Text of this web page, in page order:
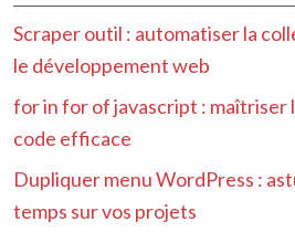
Scraper outil : automatiser la
le développement web
for in for of javascript : maîtriser
code efficace
Dupliquer menu WordPress :
temps sur vos projets